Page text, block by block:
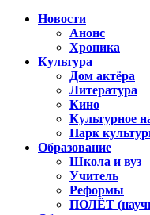
Новости
Анонс
Хроника
Культура
Дом актёра
Литература
Кино
Культурное
Парк
Образование
Школа и вуз
Учитель
Реформы
ПОЛЁТ